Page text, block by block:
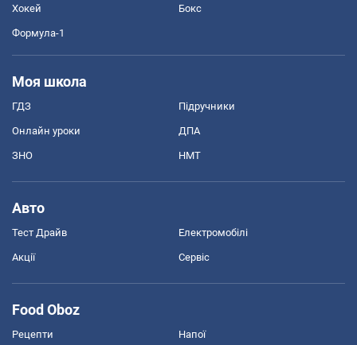
Хокей Бокс
Формула-1
Моя школа
ГДЗ Підручники
Онлайн уроки ДПА
ЗНО НМТ
Авто
Тест Драйв Електромобілі
Акції Сервіс
Food Oboz
Рецепти Напої